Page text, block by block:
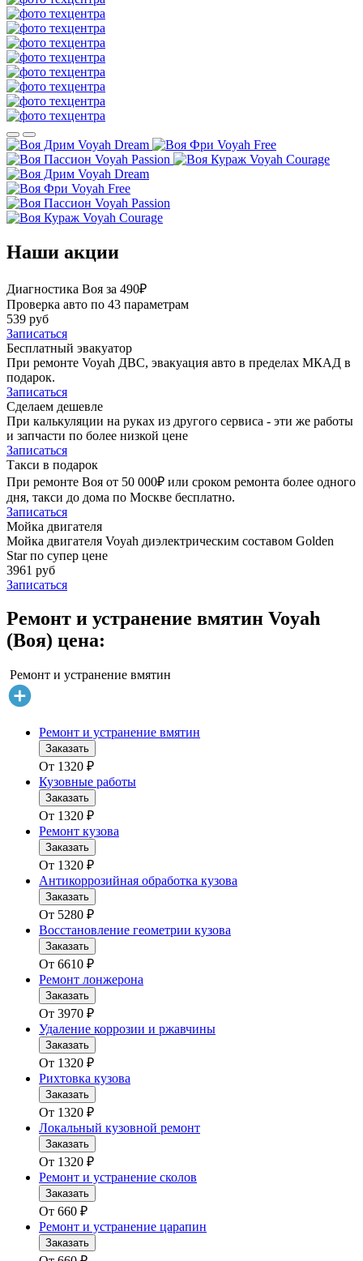
Voyah Dream
Voyah Free
Voyah Passion
Voyah Courage
Voyah Dream
Voyah Free
Voyah Passion
Voyah Courage
Наши акции
Диагностика Воя за 490₽
Проверка авто по 43 параметрам
539 руб
Записаться
Бесплатный эвакуатор
При ремонте Voyah ДВС, эвакуация авто в пределах МКАД в
подарок.
Записаться
Сделаем дешевле
При калькуляции на руках из другого сервиса - эти же работы
и запчасти по более низкой цене
Записаться
Такси в подарок
При ремонте Воя от 50 000₽ или сроком ремонта более одного
дня, такси до дома по Москве бесплатно.
Записаться
Мойка двигателя
Мойка двигателя Voyah диэлектрическим составом Golden
Star по супер цене
3961 руб
Записаться
Ремонт и устранение вмятин Voyah
(Воя) цена:
Ремонт и устранение вмятин
Ремонт и устранение вмятин
Заказать
От 1320 ₽
Кузовные работы
Заказать
От 1320 ₽
Ремонт кузова
Заказать
От 1320 ₽
Антикоррозийная обработка кузова
Заказать
От 5280 ₽
Восстановление геометрии кузова
Заказать
От 6610 ₽
Ремонт лонжерона
Заказать
От 3970 ₽
Удаление коррозии и ржавчины
Заказать
От 1320 ₽
Рихтовка кузова
Заказать
От 1320 ₽
Локальный кузовной ремонт
Заказать
От 1320 ₽
Ремонт и устранение сколов
Заказать
От 660 ₽
Ремонт и устранение царапин
Заказать